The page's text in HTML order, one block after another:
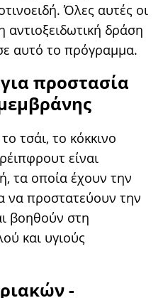
Όλες αυτές οι
δράση
αυτό το πρόγραμμα.
προστασία
τσάι, το κόκκινο
είναι
τα οποία έχουν την
να προστατεύουν την
βοηθούν στη
και υγιούς
-